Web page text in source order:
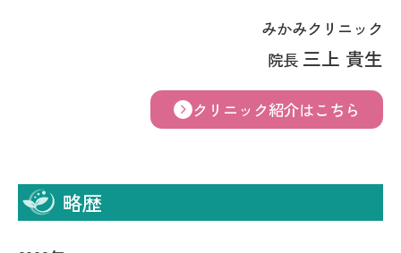
みかみクリニック
院長 三上 貴生
クリニック紹介はこちら
略歴